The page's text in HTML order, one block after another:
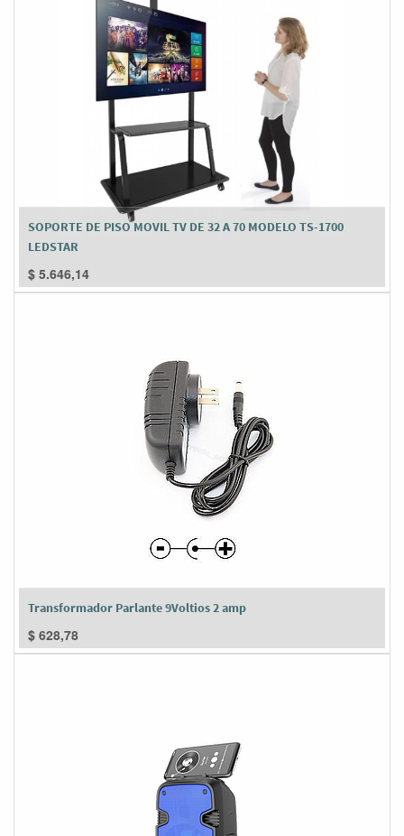
SOPORTE DE PISO MOVIL TV DE 32 A 70 MODELO TS-1700
LEDSTAR
$ 5.646,14
Transformador Parlante 9Voltios 2 amp
$ 628,78